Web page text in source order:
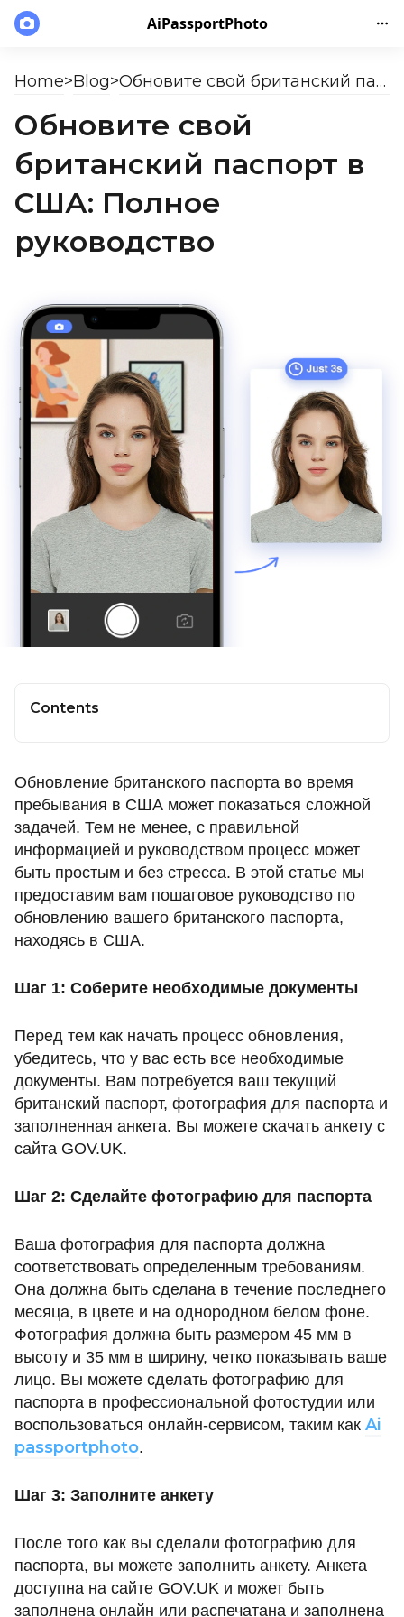
AiPassportPhoto
Home>Blog> Обновите свой британский паспорт в США: Полное руководство
Обновите свой
британский паспорт в
США: Полное
руководство
Contents
Обновление британского паспорта во время
пребывания в США может показаться сложной
задачей. Тем не менее, с правильной
информацией и руководством процесс может
быть простым и без стресса. В этой статье мы
предоставим вам пошаговое руководство по
обновлению вашего британского паспорта,
находясь в США.
Шаг 1: Соберите необходимые документы
Перед тем как начать процесс обновления,
убедитесь, что у вас есть все необходимые
документы. Вам потребуется ваш текущий
британский паспорт, фотография для паспорта и
заполненная анкета. Вы можете скачать анкету с
сайта GOV.UK.
Шаг 2: Сделайте фотографию для паспорта
Ваша фотография для паспорта должна
соответствовать определенным требованиям.
Она должна быть сделана в течение последнего
месяца, в цвете и на однородном белом фоне.
Фотография должна быть размером 45 мм в
высоту и 35 мм в ширину, четко показывать ваше
лицо. Вы можете сделать фотографию для
паспорта в профессиональной фотостудии или
воспользоваться онлайн-сервисом, таким как Ai
passportphoto.
Шаг 3: Заполните анкету
После того как вы сделали фотографию для
паспорта, вы можете заполнить анкету. Анкета
доступна на сайте GOV.UK и может быть
заполнена онлайн или распечатана и заполнена